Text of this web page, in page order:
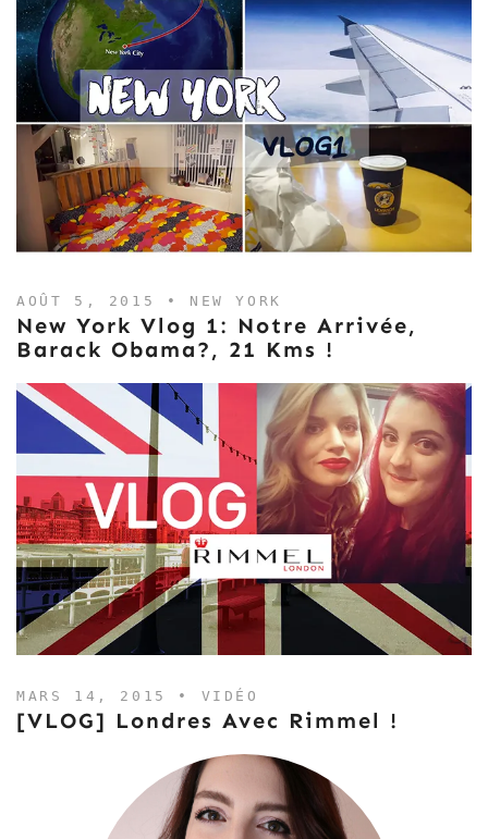
AOÛT 5, 2015 • NEW YORK
New York Vlog 1: Notre Arrivée,
Barack Obama?, 21 Kms !
MARS 14, 2015 • VIDÉO
[VLOG] Londres Avec Rimmel !